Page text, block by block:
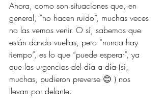
Ahora, como son situaciones que, en
general, “no hacen ruido”, muchas veces
no las vemos venir. O sí, sabemos que
están dando vueltas, pero “nunca hay
tiempo”, es lo que “puede esperar”, ya
que las urgencias del día a día (sí,
muchas, pudieron preverse 😊 ) nos
llevan por delante.